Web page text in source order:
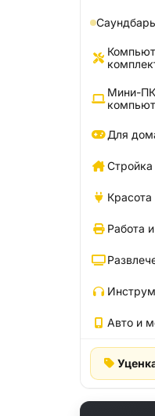
Мини-
Для
Работа
Авто и